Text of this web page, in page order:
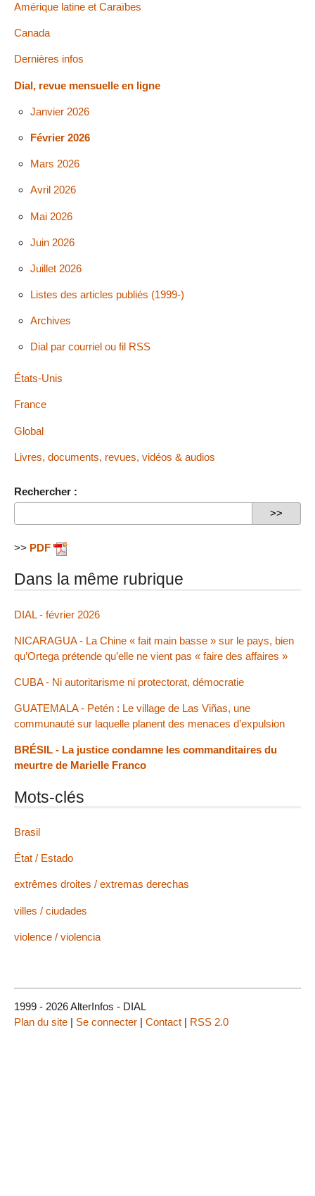
Amérique latine et Caraïbes
Canada
Dernières infos
Dial, revue mensuelle en ligne
Janvier 2026
Février 2026
Mars 2026
Avril 2026
Mai 2026
Juin 2026
Juillet 2026
Listes des articles publiés (1999-)
Archives
Dial par courriel ou fil RSS
États-Unis
France
Global
Livres, documents, revues, vidéos & audios
Rechercher :
>> PDF
Dans la même rubrique
DIAL - février 2026
NICARAGUA - La Chine « fait main basse » sur le pays, bien
qu’Ortega prétende qu’elle ne vient pas « faire des affaires »
CUBA - Ni autoritarisme ni protectorat, démocratie
GUATEMALA - Petén : Le village de Las Viñas, une
communauté sur laquelle planent des menaces d’expulsion
BRÉSIL - La justice condamne les commanditaires du
meurtre de Marielle Franco
Mots-clés
Brasil
État / Estado
extrêmes droites / extremas derechas
villes / ciudades
violence / violencia
1999 - 2026 AlterInfos - DIAL
Plan du site | Se connecter | Contact | RSS 2.0